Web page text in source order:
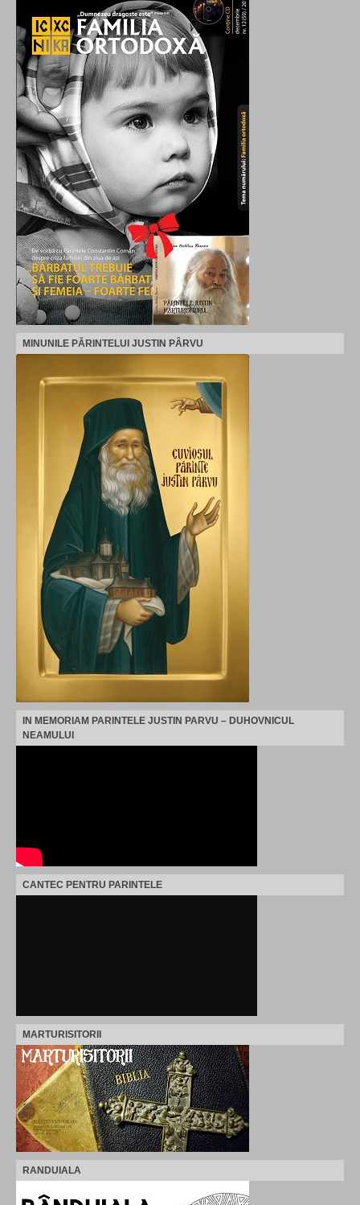
MINUNILE PĂRINTELUI JUSTIN PÂRVU
IN MEMORIAM PARINTELE JUSTIN PARVU – DUHOVNICUL
NEAMULUI
CANTEC PENTRU PARINTELE
MARTURISITORII
RANDUIALA